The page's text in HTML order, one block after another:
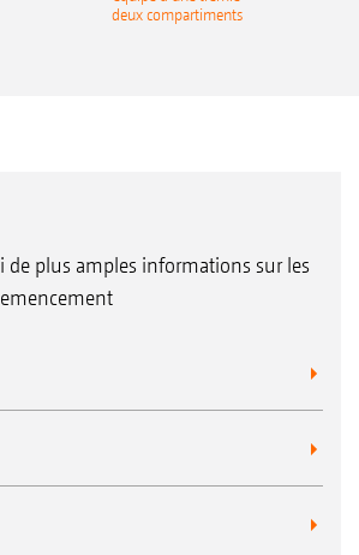
deux compartiments
de plus amples informations sur les